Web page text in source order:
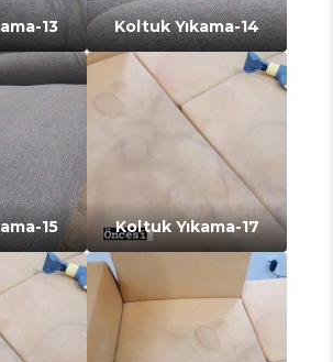
13 Koltuk Yıkama-14
15 Koltuk Yıkama-17